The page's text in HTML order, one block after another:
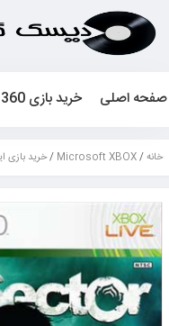
صفحه اصلی خرید بازی XBOX 360
خانه/
Microsoft XBOX
/خرید بازی